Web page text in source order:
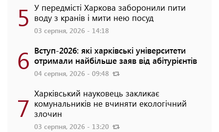
5 У передмісті Харкова заборонили пити
воду з кранів і мити нею посуд
03 серпня, 2026 - 14:18
6 Вступ-2026: які харківські університети
отримали найбільше заяв від абітурієнтів
04 серпня, 2026 - 09:48
7 Харківський науковець закликає
комунальників не вчиняти екологічний
злочин
03 серпня, 2026 - 13:20